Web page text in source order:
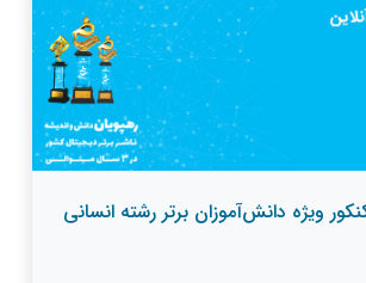
ویژه دانش‌آموزان برتر رشته انسانی